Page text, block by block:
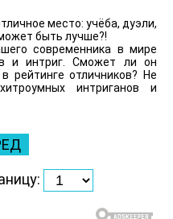
место: учёба, дуэли,
быть лучше?!
современника в мире
и интриг. Сможет ли он
рейтинге отличников? Не
интриганов и